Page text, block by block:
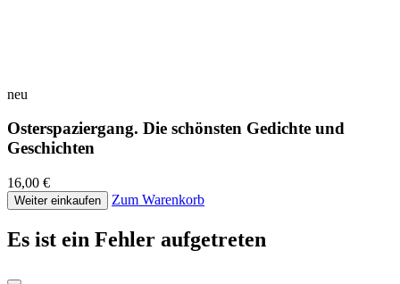
neu
Osterspaziergang. Die schönsten Gedichte und
Geschichten
16,00 €
Weiter einkaufen Zum Warenkorb
Es ist ein Fehler aufgetreten